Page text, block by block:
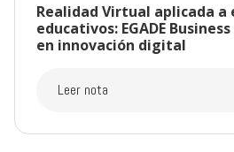
Realidad Virtual aplicada a
educativos: EGADE
en innovación digital
Leer nota